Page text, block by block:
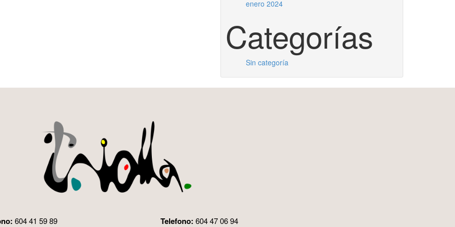
enero 2024
Categorías
Sin categoría
604 41 59 89 Telefono: 604 47 06 94